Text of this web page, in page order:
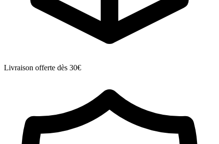
Livraison offerte dès 30€